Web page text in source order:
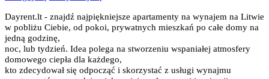
Dayrent.lt - znajdź najpiękniejsze apartamenty na wynajem na Litwie
w pobliżu Ciebie, od pokoi, prywatnych mieszkań po całe domy na
jedną godzinę,
noc, lub tydzień. Idea polega na stworzeniu wspaniałej atmosfery
domowego ciepła dla każdego,
kto zdecydował się odpocząć i skorzystać z usługi wynajmu